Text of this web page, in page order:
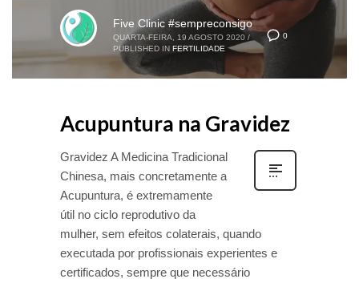
0
Five Clinic #sempreconsigo
QUARTA-FEIRA, 19 AGOSTO 2020 /
PUBLISHED IN FERTILIDADE
Acupuntura na Gravidez
Gravidez A Medicina Tradicional
Chinesa, mais concretamente a
Acupuntura, é extremamente
útil no ciclo reprodutivo da
mulher, sem efeitos colaterais, quando
executada por profissionais experientes e
certificados, sempre que necessário